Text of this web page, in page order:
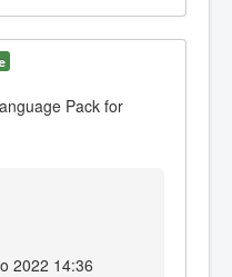
Pack for
2022 14:36